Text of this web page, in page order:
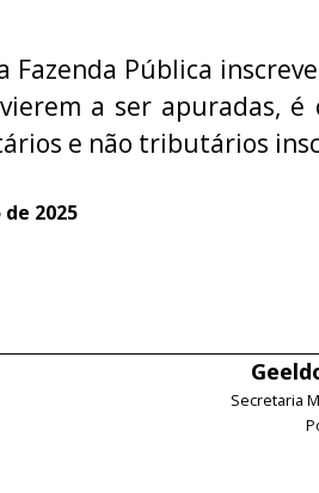
Fazenda Pública
a ser apuradas, é
e não tributários
2025
Secretaria